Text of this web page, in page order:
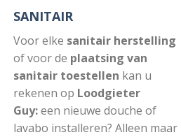
SANITAIR
Voor elke sanitair herstelling
of voor de plaatsing van
sanitair toestellen kan u
rekenen op Loodgieter
Guy:een nieuwe douche of
lavabo installeren? Alleen maar